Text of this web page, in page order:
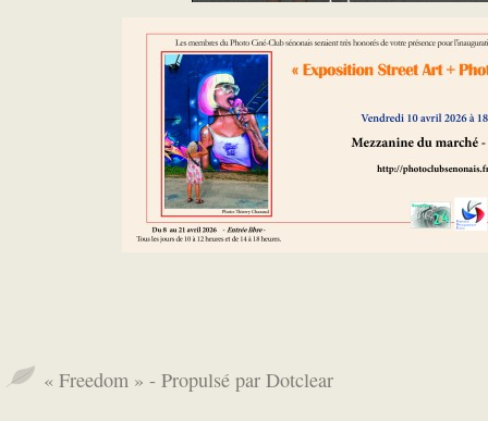
« Freedom » - Propulsé par Dotclear